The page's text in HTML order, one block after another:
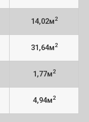
14,02м2
31,64м2
1,77м2
4,94м2